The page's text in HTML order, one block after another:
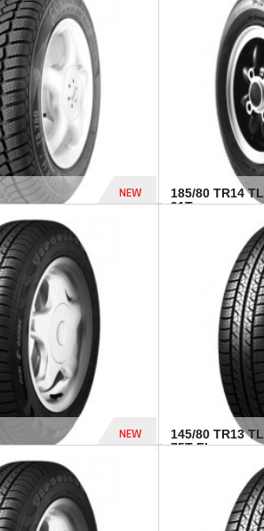
394 Dhs
NEW
185/80 TR14 TL
91T...
NEW
145/80 TR13 TL
75T FI...